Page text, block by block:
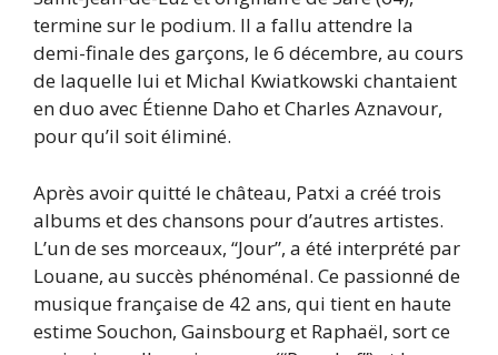
termine sur le podium. Il a fallu attendre la
demi-finale des garçons, le 6 décembre, au cours
de laquelle lui et Michal Kwiatkowski chantaient
en duo avec Étienne Daho et Charles Aznavour,
pour qu’il soit éliminé.
Après avoir quitté le château, Patxi a créé trois
albums et des chansons pour d’autres artistes.
L’un de ses morceaux, “Jour”, a été interprété par
Louane, au succès phénoménal. Ce passionné de
musique française de 42 ans, qui tient en haute
estime Souchon, Gainsbourg et Raphaël, sort ce